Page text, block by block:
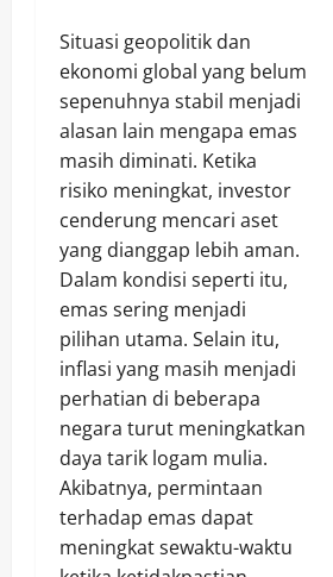
Situasi geopolitik dan
ekonomi global yang belum
sepenuhnya stabil menjadi
alasan lain mengapa emas
masih diminati. Ketika
risiko meningkat, investor
cenderung mencari aset
yang dianggap lebih aman.
Dalam kondisi seperti itu,
emas sering menjadi
pilihan utama. Selain itu,
inflasi yang masih menjadi
perhatian di beberapa
negara turut meningkatkan
daya tarik logam mulia.
Akibatnya, permintaan
terhadap emas dapat
meningkat sewaktu-waktu